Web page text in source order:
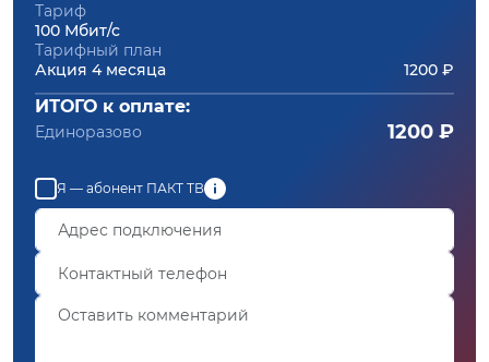
Тариф
100 Мбит/с
Тарифный план
Акция 4 месяца
1200 ₽
ИТОГО к оплате:
Единоразово 1200 ₽
Я — абонент ПАКТ ТВ